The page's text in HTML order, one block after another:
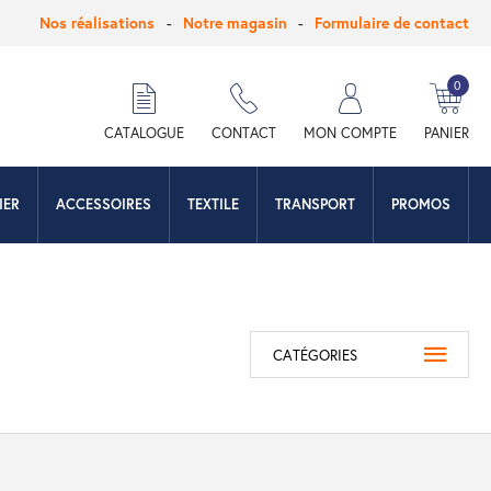
Nos réalisations Notre magasin Formulaire de contact
CATALOGUE CONTACT MON COMPTE PANIER
0
ACCESSOIRES TEXTILE TRANSPORT PROMOS
CATÉGORIES